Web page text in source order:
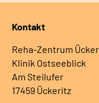
Kontakt
Reha-Zentrum
Klinik Ostseeblick
Am Steilufer
17459 Ückeritz